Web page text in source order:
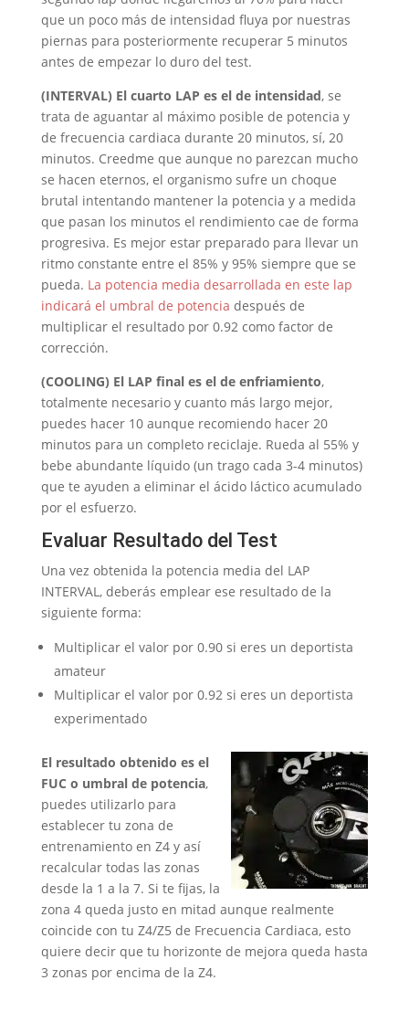
que un poco más de intensidad fluya por nuestras
piernas para posteriormente recuperar 5 minutos
antes de empezar lo duro del test.
(INTERVAL) El cuarto LAP es el de intensidad, se
trata de aguantar al máximo posible de potencia y
de frecuencia cardiaca durante 20 minutos, sí, 20
minutos. Creedme que aunque no parezcan mucho
se hacen eternos, el organismo sufre un choque
brutal intentando mantener la potencia y a medida
que pasan los minutos el rendimiento cae de forma
progresiva. Es mejor estar preparado para llevar un
ritmo constante entre el 85% y 95% siempre que se
pueda. La potencia media desarrollada en este lap
indicará el umbral de potencia después de
multiplicar el resultado por 0.92 como factor de
corrección.
(COOLING) El LAP final es el de enfriamiento,
totalmente necesario y cuanto más largo mejor,
puedes hacer 10 aunque recomiendo hacer 20
minutos para un completo reciclaje. Rueda al 55% y
bebe abundante líquido (un trago cada 3-4 minutos)
que te ayuden a eliminar el ácido láctico acumulado
por el esfuerzo.
Evaluar Resultado del Test
Una vez obtenida la potencia media del LAP
INTERVAL, deberás emplear ese resultado de la
siguiente forma:
Multiplicar el valor por 0.90 si eres un deportista
amateur
Multiplicar el valor por 0.92 si eres un deportista
experimentado
El resultado obtenido es el
FUC o umbral de potencia,
puedes utilizarlo para
establecer tu zona de
entrenamiento en Z4 y así
recalcular todas las zonas
desde la 1 a la 7. Si te fijas, la
zona 4 queda justo en mitad aunque realmente
coincide con tu Z4/Z5 de Frecuencia Cardiaca, esto
quiere decir que tu horizonte de mejora queda hasta
3 zonas por encima de la Z4.